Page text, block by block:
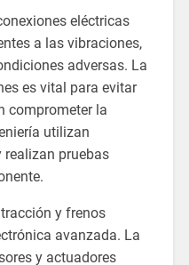
eléctricas
a las vibraciones,
adversas. La
es vital para evitar
comprometer la
utilizan
pruebas
y frenos
avanzada. La
y actuadores